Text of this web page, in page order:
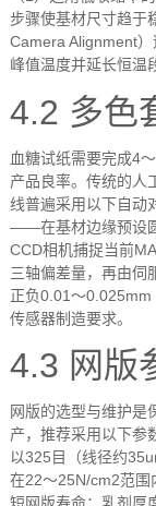
步骤使基材尺寸趋于
Camera Alignment
峰值温度并延长恒温
4.2 多色
血糖试纸需要完成4～
产品良率。传统的人
线普遍采用以下自动
——在基材边缘预设
CCD相机捕捉当前
三轴偏差量，再由伺
正负0.01～0.025mm
传感器制造要求。
4.3 网版
网版的选型与维护是
产，推荐采用以下参
以325 目（线径约
在22～25N/cm2范围